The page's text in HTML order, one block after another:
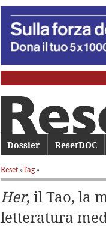
Menu
Vai al contenuto
Vai al contenuto
Dossier ResetDOC
Reset»Tag»
Her, il Tao, la
letteratura